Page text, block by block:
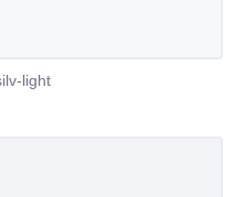
light